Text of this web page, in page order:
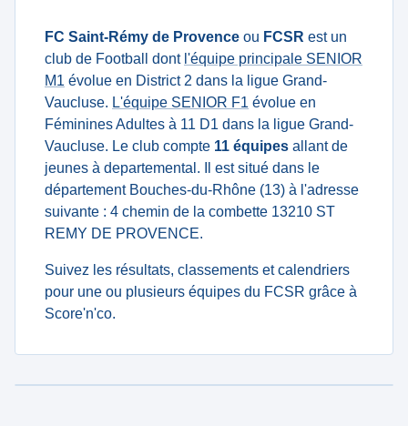
FC Saint-Rémy de Provence ou FCSR est un
club de Football dont l'équipe principale SENIOR
M1 évolue en District 2 dans la ligue Grand-
Vaucluse. L'équipe SENIOR F1 évolue en
Féminines Adultes à 11 D1 dans la ligue Grand-
Vaucluse. Le club compte 11 équipes allant de
jeunes à departemental. Il est situé dans le
département Bouches-du-Rhône (13) à l'adresse
suivante : 4 chemin de la combette 13210 ST
REMY DE PROVENCE.
Suivez les résultats, classements et calendriers
pour une ou plusieurs équipes du FCSR grâce à
Score'n'co.